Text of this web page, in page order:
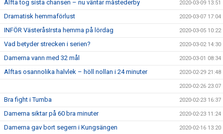
Alfta tog sista chansen – nu väntar måstederby 2020-03-09 13:51
Dramatisk hemmaförlust 2020-03-07 17:04
INFÖR VästeråsIrsta hemma på lördag 2020-03-05 10:22
Vad betyder strecken i serien? 2020-03-02 14:30
Damerna vann med 32 mål 2020-03-01 08:34
Alftas osannolika halvlek – höll nollan i 24 minuter 2020-02-29 21:48
2020-02-26 23:07
Bra fight i Tumba 2020-02-23 16:37
Damerna siktar på 60 bra minuter 2020-02-23 11:24
Damerna gav bort segern i Kungsängen 2020-02-16 13:20